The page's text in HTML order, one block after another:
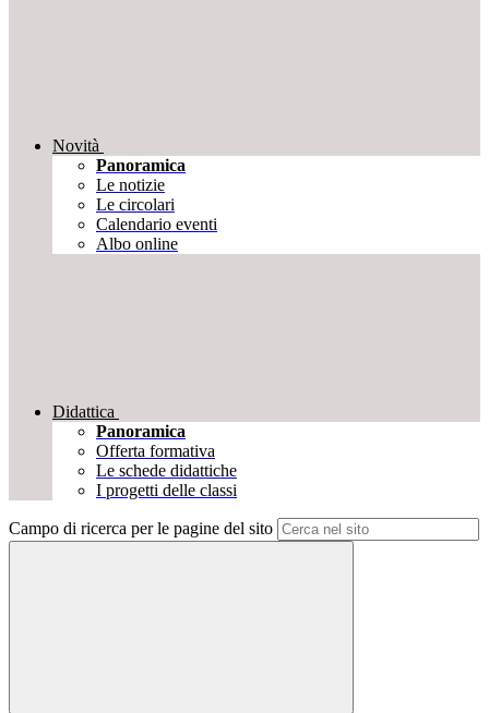
Novità
Panoramica
Le notizie
Le circolari
Calendario eventi
Albo online
Didattica
Panoramica
Offerta formativa
Le schede didattiche
I progetti delle classi
Campo di ricerca per le pagine del sito